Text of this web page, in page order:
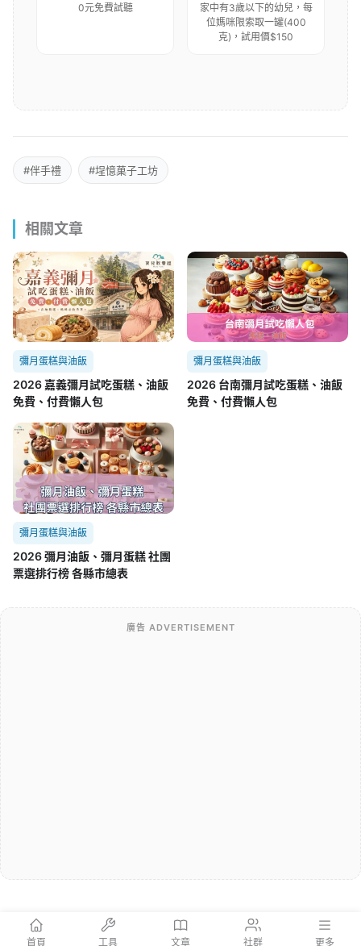
0元免費試聽
家中有3歲以下的幼兒，每
位媽咪限索取一罐(400
克)，試用價$150
#伴手禮 #埕憶菓子工坊
相關文章
彌月蛋糕與油飯
2026 嘉義彌月試吃蛋糕、油飯
免費、付費懶人包
彌月蛋糕與油飯
2026 台南彌月試吃蛋糕、油飯
免費、付費懶人包
彌月蛋糕與油飯
2026 彌月油飯、彌月蛋糕 社團
票選排行榜 各縣市總表
首頁 工具 文章 社群 更多
廣告 ADVERTISEMENT